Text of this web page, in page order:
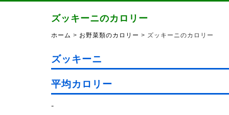
ズッキーニのカロリー
ホーム > お野菜類のカロリー > ズッキーニのカロリー
ズッキーニ
平均カロリー
-